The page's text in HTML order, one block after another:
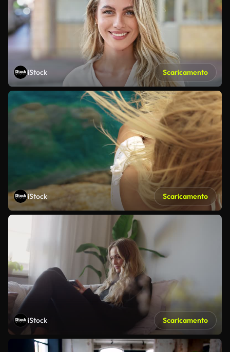
iStock Scaricamento
iStock Scaricamento
iStock Scaricamento